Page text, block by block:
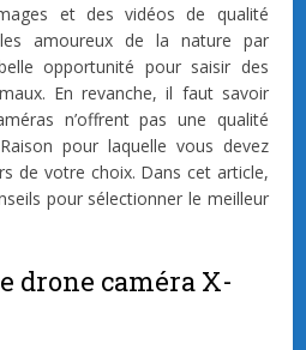
et des vidéos de qualité
amoureux de la nature par
opportunité pour saisir des
En revanche, il faut savoir
n’offrent pas une qualité
pour laquelle vous devez
de votre choix. Dans cet article,
pour sélectionner le meilleur
drone caméra X-